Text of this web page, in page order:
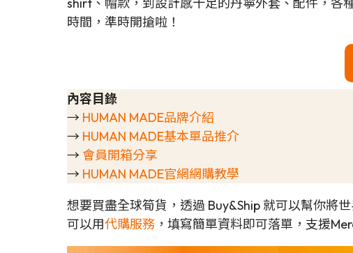
時間，準時開搶啦！
內容目錄
→ HUMAN MADE品牌介紹
→ HUMAN MADE基本單品推介
→ 會員開箱分享
→ HUMAN MADE官網網購教學
想要買盡全球筍貨，透過 Buy&Ship 就可以幫你將
可以用代購服務 ，填寫簡單資料即可落單，支援